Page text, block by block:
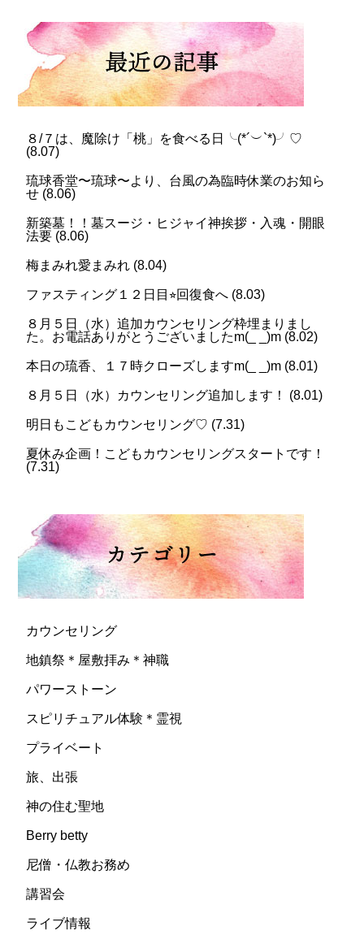
８/７は、魔除け「桃」を食べる日╰(*´︶`*)╯♡
(8.07)
琉球香堂〜琉球〜より、台風の為臨時休業のお知ら
せ (8.06)
新築墓！！墓スージ・ヒジャイ神挨拶・入魂・開眼
法要 (8.06)
梅まみれ愛まみれ (8.04)
ファスティング１２日目⭐︎回復食へ (8.03)
８月５日（水）追加カウンセリング枠埋まりまし
た。お電話ありがとうございましたm(_ _)m (8.02)
本日の琉香、１７時クローズしますm(_ _)m (8.01)
８月５日（水）カウンセリング追加します！ (8.01)
明日もこどもカウンセリング♡ (7.31)
夏休み企画！こどもカウンセリングスタートです！
(7.31)
カウンセリング
地鎮祭＊屋敷拝み＊神職
パワーストーン
スピリチュアル体験＊霊視
プライベート
旅、出張
神の住む聖地
Berry betty
尼僧・仏教お務め
講習会
ライブ情報